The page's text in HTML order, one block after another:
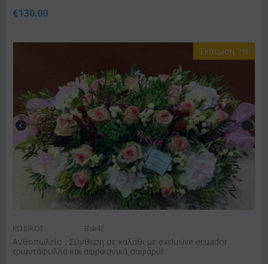
€130.00
Έκπτωση 7%
ΚΩΔΙΚΟΣ: Bsk42
Ανθοπωλείο . Σύνθεση σε καλάθι με exclusive ecuador
τριαντάφυλλα και αφρικανικά σαφάρι!!!